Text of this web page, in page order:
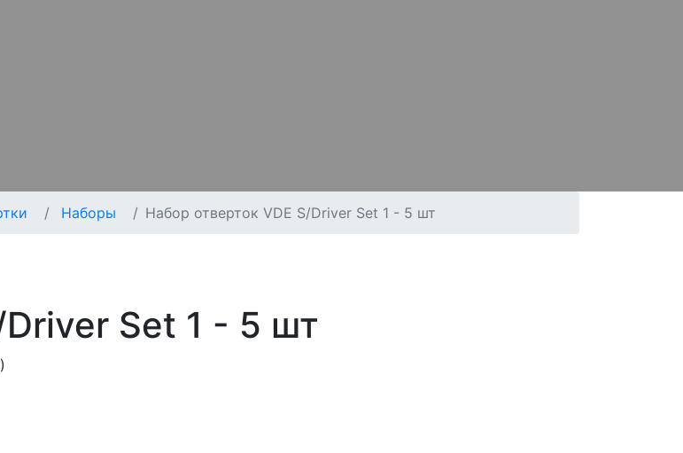
Наборы Набор отверток VDE S/Driver Set 1 - 5 шт
Set 1 - 5 шт